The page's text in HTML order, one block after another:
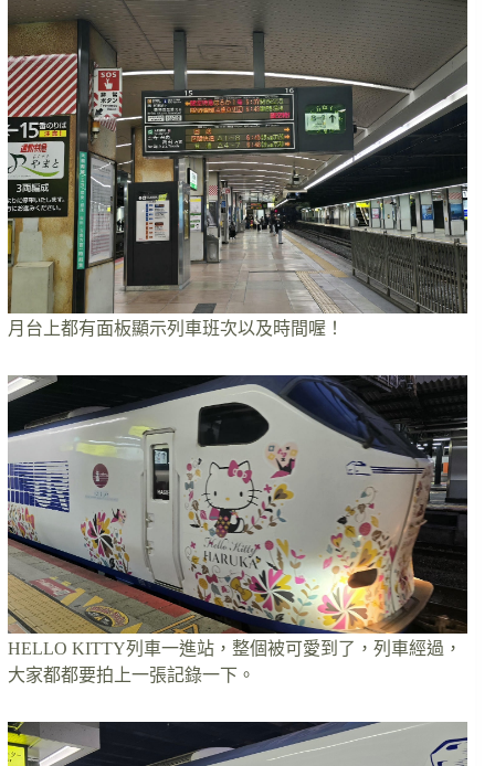
月台上都有面板顯示列車班次以及時間喔！
HELLO KITTY列車一進站，整個被可愛到了，列車經過，
大家都都要拍上一張記錄一下。